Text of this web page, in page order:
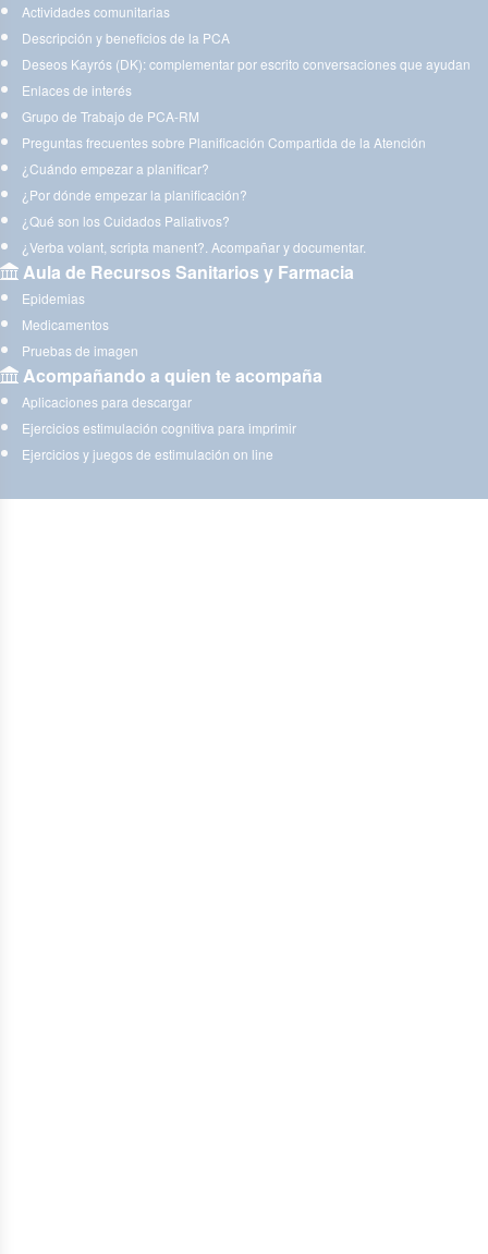
Actividades comunitarias
Descripción y beneficios de la PCA
Deseos Kayrós (DK): complementar por escrito conversaciones que ayudan
Enlaces de interés
Grupo de Trabajo de PCA-RM
Preguntas frecuentes sobre Planificación Compartida de la Atención
¿Cuándo empezar a planificar?
¿Por dónde empezar la planificación?
¿Qué son los Cuidados Paliativos?
¿Verba volant, scripta manent?. Acompañar y documentar.
Aula de Recursos Sanitarios y Farmacia
Epidemias
Medicamentos
Pruebas de imagen
Acompañando a quien te acompaña
Aplicaciones para descargar
Ejercicios estimulación cognitiva para imprimir
Ejercicios y juegos de estimulación on line